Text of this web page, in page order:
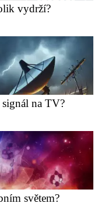
vydrží?
na TV?
světem?